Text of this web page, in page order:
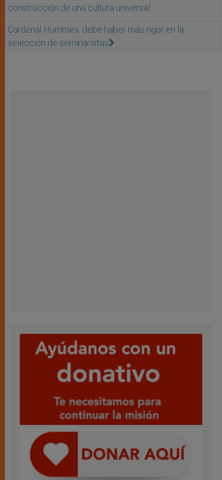
construcción de una cultura universal
Cardenal Hummes: debe haber más rigor en la
selección de seminaristas